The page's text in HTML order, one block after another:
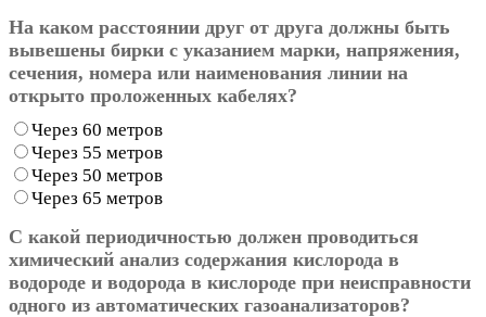
На каком расстоянии друг от друга должны быть
вывешены бирки с указанием марки, напряжения,
сечения, номера или наименования линии на
открыто проложенных кабелях?
Через 60 метров
Через 55 метров
Через 50 метров
Через 65 метров
С какой периодичностью должен проводиться
химический анализ содержания кислорода в
водороде и водорода в кислороде при неисправности
одного из автоматических газоанализаторов?